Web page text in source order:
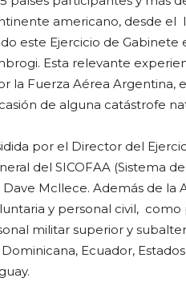
americano, desde el
este Ejercicio de
Esta relevante
la Fuerza Aérea Argentina,
de alguna catástrofe
por el Director del
del SICOFAA (Sistema
Mcllece. Además de la
y personal civil,
militar superior y
Ecuador,